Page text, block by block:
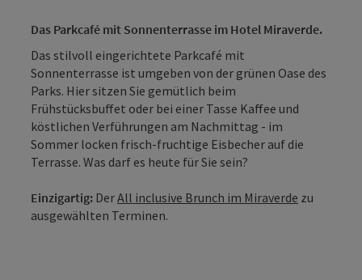
Das Parkcafé mit Sonnenterrasse im Hotel Miraverde.
Das stilvoll eingerichtete Parkcafé mit
Sonnenterrasse ist umgeben von der grünen Oase des
Parks. Hier sitzen Sie gemütlich beim
Frühstücksbuffet oder bei einer Tasse Kaffee und
köstlichen Verführungen am Nachmittag - im
Sommer locken frisch-fruchtige Eisbecher auf die
Terrasse. Was darf es heute für Sie sein?
Einzigartig: DerAll inclusive Brunch im Miraverde zu
ausgewählten Terminen.